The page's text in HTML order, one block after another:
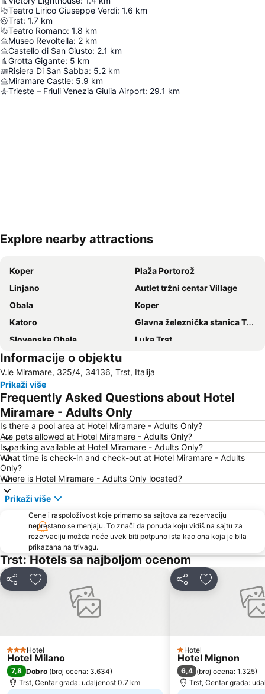
Teatro Lirico Giuseppe Verdi: 1.6 km
Trst: 1.7 km
Teatro Romano: 1.8 km
Museo Revoltella: 2 km
Castello di San Giusto: 2.1 km
Grotta Gigante: 5 km
Risiera Di San Sabba: 5.2 km
Miramare Castle: 5.9 km
Trieste – Friuli Venezia Giulia Airport: 29.1 km
Explore nearby attractions
Koper
Plaža Portorož
Linjano
Autlet tržni centar Village
Obala
Koper
Katoro
Glavna železnička stanica Trst
Slovenska Obala
Luka Trst
Laguna Stella Maris
Austostazione di Trieste
Plaža Simonov zaliv
Grado Pineta
Gretta
Adria Ankaran
St. Bernardin
Bor Crni vrh
Servola
Vile Park Bernardin
Spiaggia Principale
Park
Lignano Pineta
Ambasciatori
Mirta
Aquarium Piran
Rose Spa
Laguna
Postojnska jama
Valeta AC Lanterna
Informacije o objektu
V.le Miramare, 325/4, 34136, Trst, Italija
Prikaži više
Frequently Asked Questions about Hotel
Miramare - Adults Only
Is there a pool area at Hotel Miramare - Adults Only?
Are pets allowed at Hotel Miramare - Adults Only?
Is parking available at Hotel Miramare - Adults Only?
What time is check-in and check-out at Hotel Miramare - Adults
Only?
Where is Hotel Miramare - Adults Only located?
Prikaži više
Cene i raspoloživost koje primamo sa sajtova za rezervaciju
neprestano se menjaju. To znači da ponuda koju vidiš na sajtu za
rezervaciju možda neće uvek biti potpuno ista kao ona koja je bila
prikazana na trivagu.
Trst: Hotels sa najboljom ocenom
Deli Dodati u favorite
3 Zvezdice
Hotel
Hotel Milano
7,8 Dobro (broj ocena: 3.634)
Trst, Centar grada: udaljenost 0.7 km
Deli Dodati u
1 Zvezdice
Hotel
Hotel Mignon
6,4 (broj ocena: 1.325)
Trst, Centar grada: